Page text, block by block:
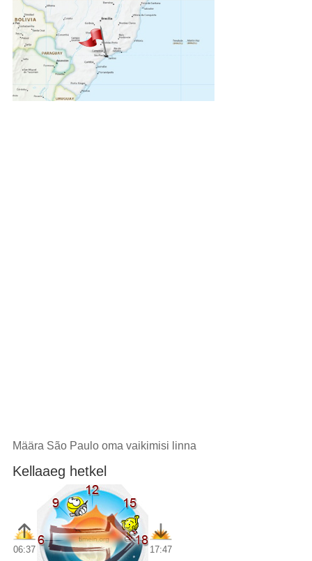
Määra São Paulo oma vaikimisi linna
Kellaaeg hetkel
06:37 17:47